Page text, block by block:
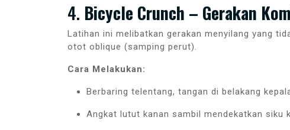
4. Bicycle Crunch – Gerakan
Latihan ini melibatkan gerakan menyilang yang
otot oblique (samping perut).
Cara Melakukan:
Berbaring telentang, tangan di belakang
Angkat lutut kanan sambil mendekatkan siku